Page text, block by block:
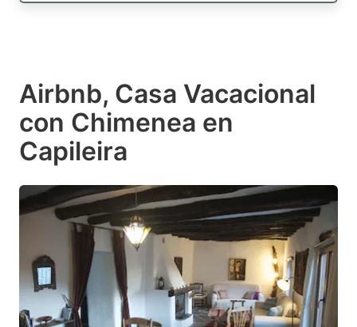
Airbnb, Casa Vacacional
con Chimenea en
Capileira